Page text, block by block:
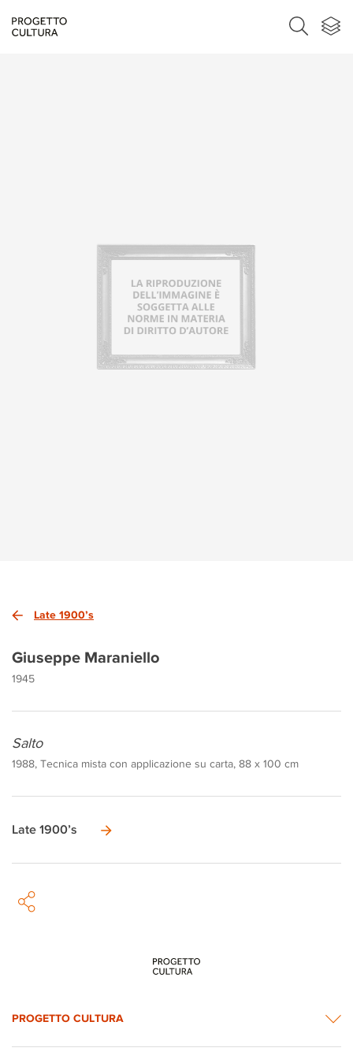
Late 1900’s
Giuseppe Maraniello
1945
Salto
1988, Tecnica mista con applicazione su carta, 88 x 100 cm
Late 1900’s
PROGETTO CULTURA